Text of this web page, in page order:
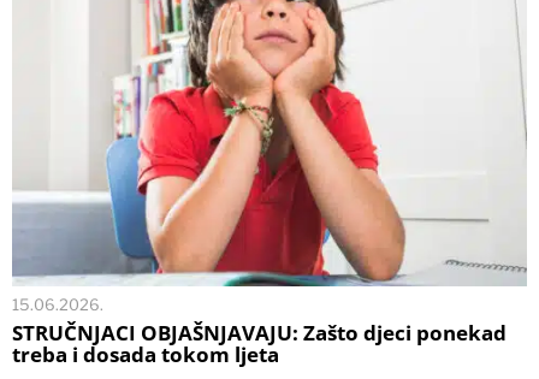
15.06.2026.
STRUČNJACI OBJAŠNJAVAJU: Zašto djeci ponekad
treba i dosada tokom ljeta